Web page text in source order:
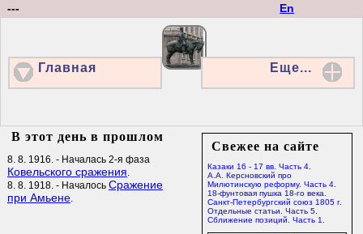
En
---
Главная Еще...
Свежее на сайте
Казаки 16 - 17 вв. Часть 4.
А.А. Керсновский про
Милютинскую реформу. Часть 4.
18-фунтовая пушка 18-го века.
Санкт-Петербургский союз 1805 г.
Отдельные статьи. Часть 5.
Сближение позиций. Часть 1.
В этот день в прошлом
8. 8. 1916. - Началась 2-я фаза
Ковельского сражения.
8. 8. 1918. - Началось Сражение
при Амьене.